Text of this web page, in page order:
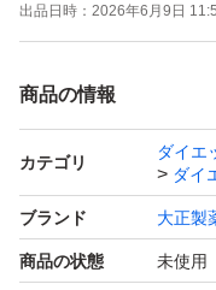
出品日時： 2026年6月9日
商品の情報
カテゴリ
ダイエ
ダイ
ブランド 大正製
商品の状態 未使用